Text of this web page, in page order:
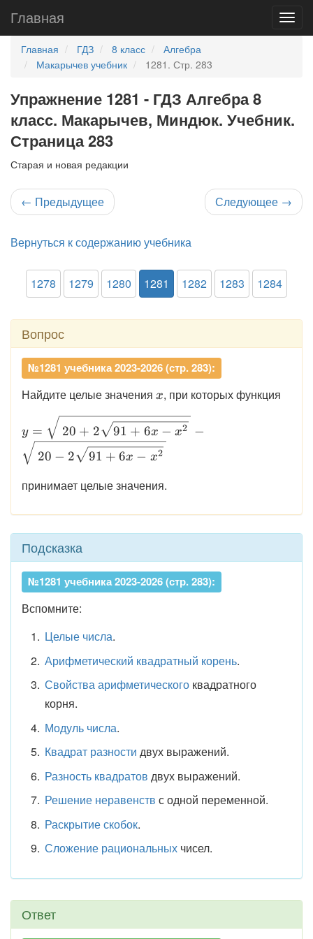
Главная
Главная ГДЗ 8 класс
Алгебра
Макарычев учебник
1281. Стр. 283
Упражнение 1281 - ГДЗ Алгебра 8
класс. Макарычев, Миндюк. Учебник.
Страница 283
Старая и новая редакции
← Предыдущее Следующее →
Вернуться к содержанию учебника
1278 1279 1280 1281 1282 1283 1284
Вопрос
№1281 учебника 2023-2026 (стр. 283):
Найдите целые значения \displaystyle
x, при которых функция
\displaystyle y=\sqrt{\,20+2\sqrt{91+6x-
y = 20 + 2 91 + 6x − x2
−
20 − 2 91 + 6x − x2
принимает целые значения.
Подсказка
№1281 учебника 2023-2026 (стр. 283):
Вспомните:
Целые числа.
Арифметический квадратный корень.
Свойства арифметическогоквадратного
корня.
Модуль числа.
Квадрат разности двух выражений.
Разность квадратов двух выражений.
Решение неравенств с одной переменной.
Раскрытие скобок.
Сложение рациональныхчисел.
Ответ